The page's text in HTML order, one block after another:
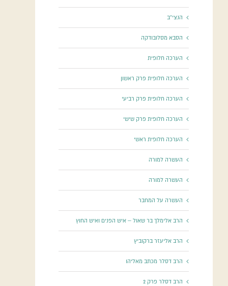
הנצי"ב
הסבא מסלובודקה
הערכה חלופית
הערכה חלופית פרק ראשון
הערכה חלופית פרק רביעי
הערכה חלופית פרק שישי
הערכה חלופית ראשי
העשרה למורה
העשרה למורה
העשרה על המחבר
הרב אלימלך בר שאול – איש הפנים ואיש החוץ
הרב אליעזר ברקוביץ
הרב דסלר מכתב מאליהו
הרב דסלר פרק 2